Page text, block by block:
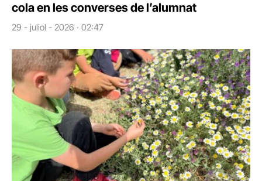
cola en les converses de l’alumnat
29 - juliol - 2026 · 02:47